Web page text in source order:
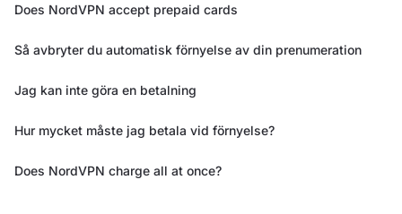
Does NordVPN accept prepaid cards
Så avbryter du automatisk förnyelse av din prenumeration
Jag kan inte göra en betalning
Hur mycket måste jag betala vid förnyelse?
Does NordVPN charge all at once?